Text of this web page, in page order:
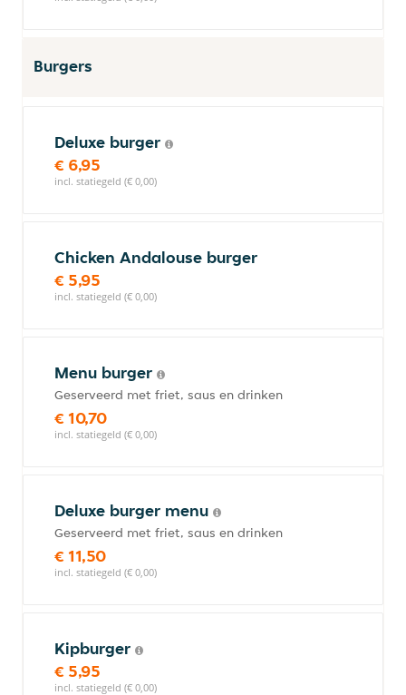
Burgers
Deluxe burger
€ 6,95
incl. statiegeld (€ 0,00)
Chicken Andalouse burger
€ 5,95
incl. statiegeld (€ 0,00)
Menu burger
Geserveerd met friet, saus en drinken
€ 10,70
incl. statiegeld (€ 0,00)
Deluxe burger menu
Geserveerd met friet, saus en drinken
€ 11,50
incl. statiegeld (€ 0,00)
Kipburger
€ 5,95
incl. statiegeld (€ 0,00)